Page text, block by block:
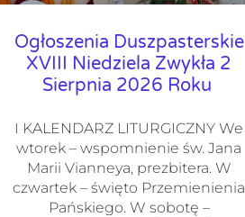
Ogłoszenia Duszpasterskie
XVIII Niedziela Zwykła 2
Sierpnia 2026 Roku
I KALENDARZ LITURGICZNY We
wtorek – wspomnienie św. Jana
Marii Vianneya, prezbitera. W
czwartek – święto Przemienienia
Pańskiego. W sobotę –